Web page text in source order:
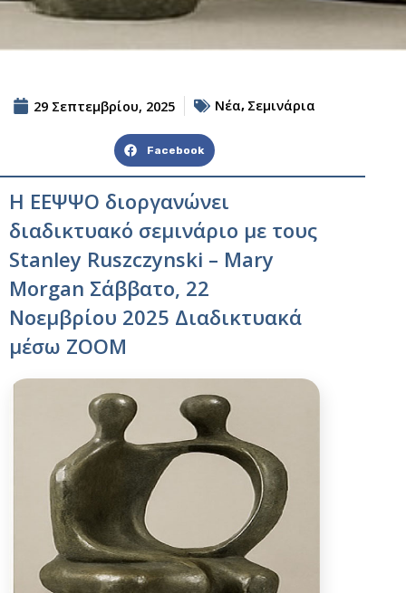
29 Σεπτεμβρίου, 2025 Νέα, Σεμινάρια
Facebook
Η ΕΕΨΨΟ διοργανώνει
διαδικτυακό σεμινάριο με τους
Stanley Ruszczynski – Mary
Morgan Σάββατο, 22
Νοεμβρίου 2025 Διαδικτυακά
μέσω ZOOM